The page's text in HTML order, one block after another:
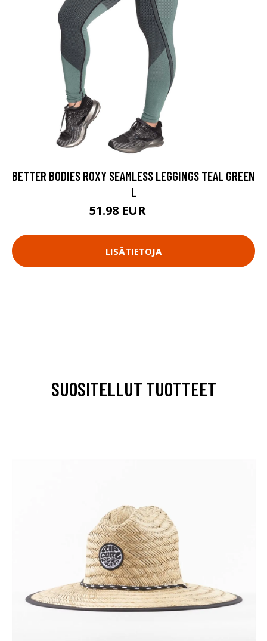
BETTER BODIES ROXY SEAMLESS LEGGINGS TEAL GREEN
L
51.98 EUR
LISÄTIETOJA
SUOSITELLUT TUOTTEET